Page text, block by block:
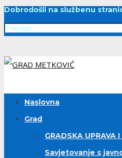
Dobrodošli na službenu
Naslovna
Grad
GRADSKA UPRAVA
Savjetovanje s